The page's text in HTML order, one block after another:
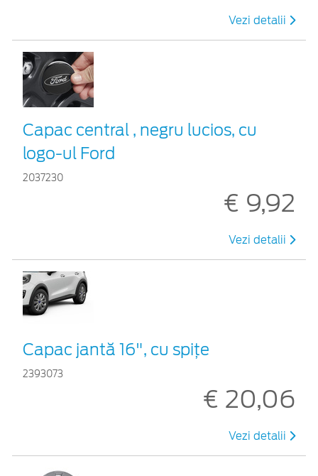
Vezi detalii
Capac central , negru lucios, cu
logo-ul Ford
2037230
€ 9,92
Vezi detalii
Capac jantă 16", cu spițe
2393073
€ 20,06
Vezi detalii